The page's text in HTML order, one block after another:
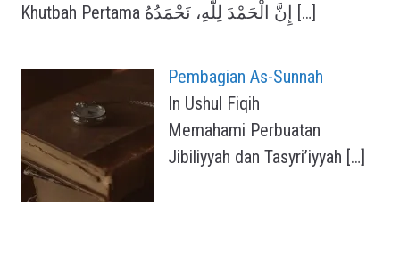
[…]
Pembagian As-Sunnah
In Ushul Fiqih
Memahami Perbuatan
Jibiliyyah dan Tasyri’iyyah […]